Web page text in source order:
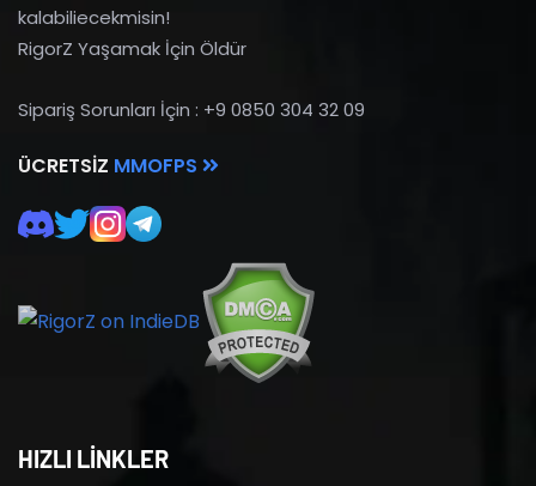
kalabiliecekmisin!
RigorZ Yaşamak İçin Öldür
Sipariş Sorunları İçin : +9 0850 304 32 09
ÜCRETSIZ MMOFPS
HIZLI LİNKLER